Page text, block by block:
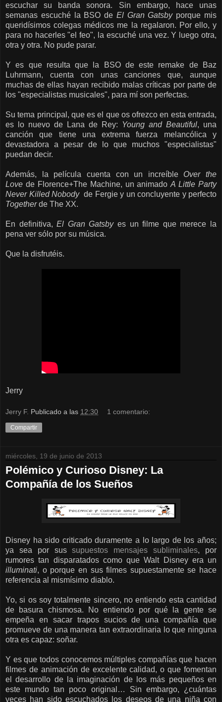
escuchar su banda sonora. Sin embargo, hace unas
semanas escuché la BSO de El Gran Gatsbyporque mis
queridísimos colegas médicos me la regalaron. Por ello, y
para no hacerles "el feo", la escuché una vez. Y luego otra,
otra y otra. No pude parar.
Y es que resulta que la BSO de este remake de Baz
Luhrmann, cuenta con unas canciones que, aunque
muchas de ellas hayan recibido malas críticas por parte de
los "especialistas musicales", para mí son perfectas.
Su tema principal, que es el que os ofrezco en esta entrada,
es lo nuevo de Lana de Rey:
Young and Beautiful, una
canción que tiene una extrema fuerza melancólica y
devastadora a pesar de lo que muchos "especialistas"
puedan decir.
Además, la película cuenta con un increíble Over the
Love de Florence+The Machine, un animadoA Little Party
Never Killed Nobodyde Fergie y un concluyente y perfecto
Togetherde The XX.
En definitiva,El Gran Gatsbyes un filme que merece la
pena ver sólo por su música.
Que la disfrutéis.
Jerry
Jerry F. Publicado a las 12:30 1 comentario:
Compartir
miércoles, 19 de junio de 2013
Polémico y Curioso Disney: La
Compañía de los Sueños
Disney ha sido criticado duramente a lo largo de los años;
ya sea por sussupuestos mensajes subliminales, por
rumores tan disparatados como que Walt Disney era un
illuminati, o porque en sus filmes supuestamente se hace
referencia al mismísimo diablo.
Yo, si os soy totalmente sincero, no entiendo esta cantidad
de basura chismosa. No entiendo por qué la gente se
empeña en sacar trapos sucios de una compañía que
promueve de una manera tan extraordinaria lo que ninguna
otra es capaz: soñar.
Y es que todos conocemos múltiples compañías que hacen
filmes de animación de excelente calidad, o que fomentan
el desarrollo de la imaginación de los más pequeños en
este mundo tan poco original… Sin embargo, ¿cuántas
veces han sido escuchados los deseos de una niña con